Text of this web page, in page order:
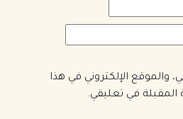
والموقع الإلكتروني في هذا
في تعليقي.